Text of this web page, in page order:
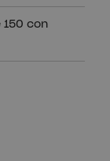
150 con